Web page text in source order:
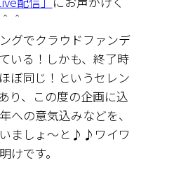
＾
グでクラウドファンデ
いる！しかも、終了時
ぼ同じ！というセレン
り、この度の企画に込
への意気込みなどを、
ましょ〜と♪♪ワイワ
けです。